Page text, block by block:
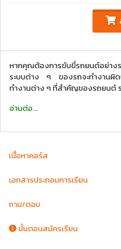
หากคุณต้องการขับขี่รถยนต์อย่า
ระบบต่าง ๆ ของรถจะทำงานผิด
ทำงานต่าง ๆ ที่สำคัญของรถยนต์
ประเทศไทย สถาบันพัฒนาทักษะแ
กระทรวงศึกษาธิการ และสถาบันคุ
อ่านต่อ...
เนื้อหาคอร์ส
เอกสารประกอบการเรียน
ถาม/ตอบ
ขั้นตอนสมัครเรียน